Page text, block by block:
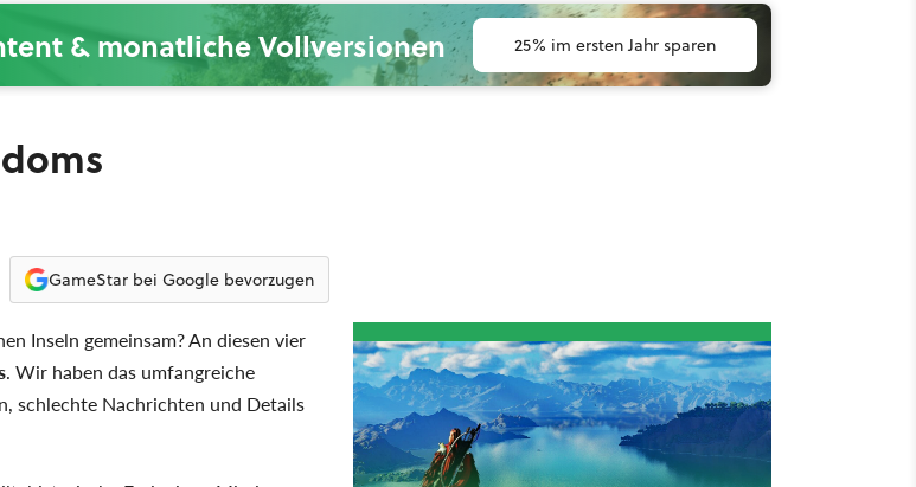
& monatliche Vollversionen 25% im ersten Jahr sparen
GameStar bei Google bevorzugen
Inseln gemeinsam? An diesen vier
. Wir haben das umfangreiche
schlechte Nachrichten und Details